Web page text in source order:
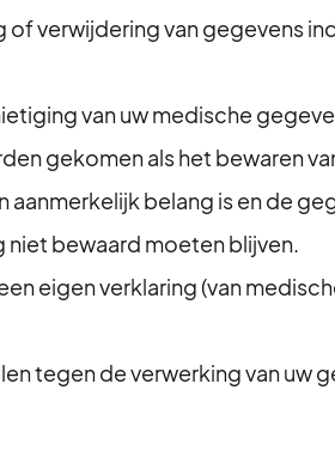
verwijdering van gegevens
van uw medische
gekomen als het bewaren
aanmerkelijk belang is en de
bewaard moeten blijven.
eigen verklaring (van
tegen de verwerking van uw